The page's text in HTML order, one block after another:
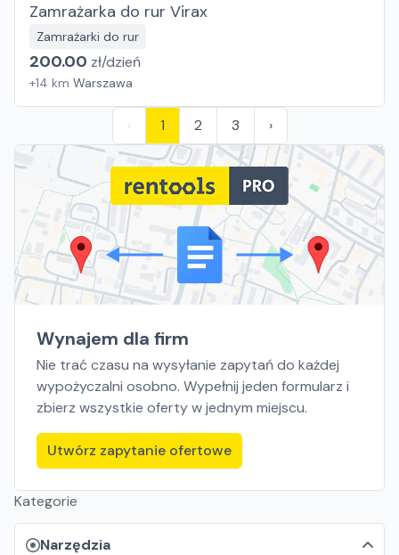
Zamrażarka do rur Virax
Zamrażarki do rur
200.00 zł/dzień
+14 km Warszawa
‹ 1 2 3 ›
Wynajem dla firm
Nie trać czasu na wysyłanie zapytań do każdej
wypożyczalni osobno. Wypełnij jeden formularz i
zbierz wszystkie oferty w jednym miejscu.
Utwórz zapytanie ofertowe
Kategorie
Narzędzia